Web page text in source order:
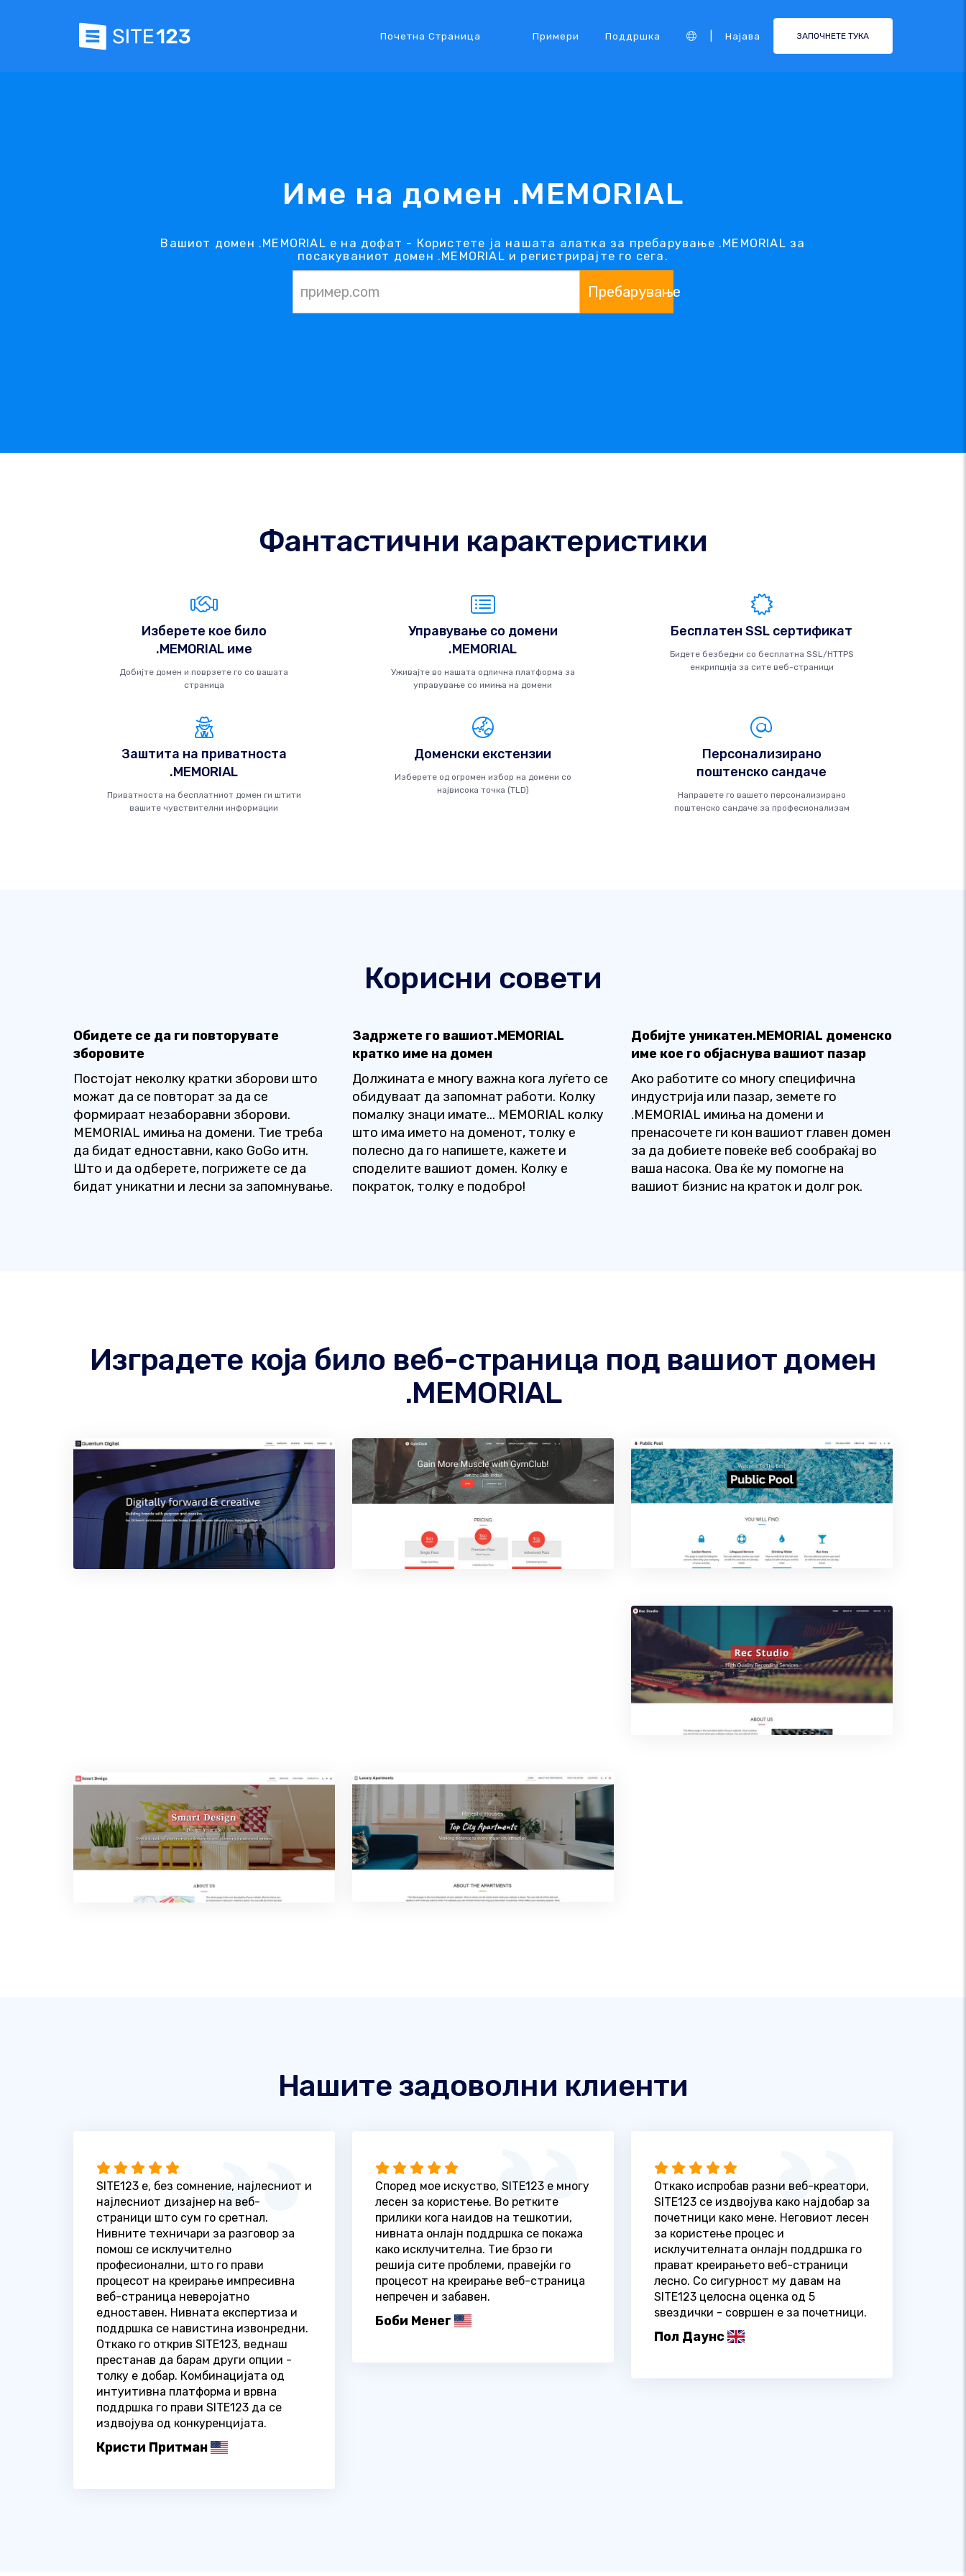
Почетна Страница Примери Поддршка Најава ЗАПОЧНЕТЕ ТУКА
Име на домен .MEMORIAL
Вашиот домен .MEMORIAL е на дофат - Користете ја нашата алатка за пребарување .MEMORIAL за
посакуваниот домен .MEMORIAL и регистрирајте го сега.
Пребарување
Фантастични карактеристики
Изберете кое било
.MEMORIAL име
Добијте домен и поврзете го со вашата
страница
Управување со домени
.MEMORIAL
Уживајте во нашата одлична платформа за
управување со имиња на домени
Бесплатен SSL сертификат
Бидете безбедни со бесплатна SSL/HTTPS
енкрипција за сите веб-страници
Заштита на приватноста
.MEMORIAL
Приватноста на бесплатниот домен ги штити
вашите чувствителни информации
Доменски екстензии
Изберете од огромен избор на домени со
највисока точка (TLD)
Персонализирано
поштенско сандаче
Направете го вашето персонализирано
поштенско сандаче за професионализам
Корисни совети
Обидете се да ги повторувате
зборовите
Постојат неколку кратки зборови што
можат да се повторат за да се
формираат незаборавни зборови.
MEMORIAL имиња на домени. Тие треба
да бидат едноставни, како GoGo итн.
Што и да одберете, погрижете се да
бидат уникатни и лесни за запомнување.
Задржете го вашиот.MEMORIAL
кратко име на домен
Должината е многу важна кога луѓето се
обидуваат да запомнат работи. Колку
помалку знаци имате... MEMORIAL колку
што има името на доменот, толку е
полесно да го напишете, кажете и
споделите вашиот домен. Колку е
пократок, толку е подобро!
Добијте уникатен.MEMORIAL доменско
име кое го објаснува вашиот пазар
Ако работите со многу специфична
индустрија или пазар, земете го
.MEMORIAL имиња на домени и
пренасочете ги кон вашиот главен домен
за да добиете повеќе веб сообраќај во
ваша насока. Ова ќе му помогне на
вашиот бизнис на краток и долг рок.
Изградете која било веб-страница под вашиот домен
.MEMORIAL
Нашите задоволни клиенти
SITE123 е, без сомнение, најлесниот и
најлесниот дизајнер на веб-
страници што сум го сретнал.
Нивните техничари за разговор за
помош се исклучително
професионални, што го прави
процесот на креирање импресивна
веб-страница неверојатно
едноставен. Нивната експертиза и
поддршка се навистина извонредни.
Откако го открив SITE123, веднаш
престанав да барам други опции -
толку е добар. Комбинацијата од
интуитивна платформа и врвна
поддршка го прави SITE123 да се
издвојува од конкуренцијата.
Кристи Притман
Според мое искуство, SITE123 е многу
лесен за користење. Во ретките
прилики кога наидов на тешкотии,
нивната онлајн поддршка се покажа
како исклучителна. Тие брзо ги
решија сите проблеми, правејќи го
процесот на креирање веб-страница
непречен и забавен.
Боби Менег
Откако испробав разни веб-креатори,
SITE123 се издвојува како најдобар за
почетници како мене. Неговиот лесен
за користење процес и
исклучителната онлајн поддршка го
прават креирањето веб-страници
лесно. Со сигурност му давам на
SITE123 целосна оценка од 5
ѕвездички - совршен е за почетници.
Пол Даунс